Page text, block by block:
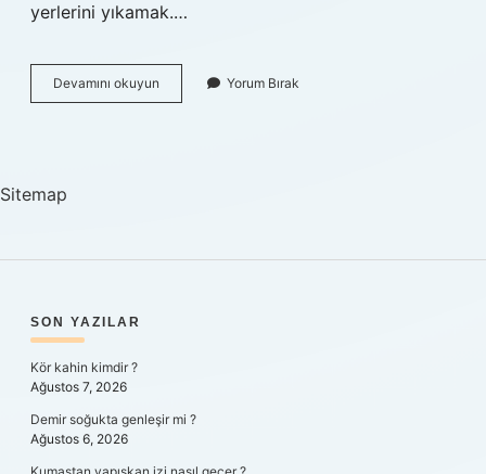
yerlerini yıkamak.…
Devamını okuyun
Abdesti
Yorum Bırak
Sitemap
SIDEBAR
SON YAZILAR
Kör kahin kimdir ?
Ağustos 7, 2026
Demir soğukta genleşir mi ?
Ağustos 6, 2026